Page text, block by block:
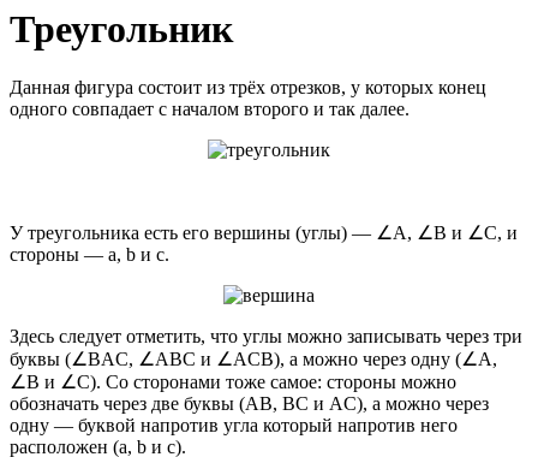
Треугольник
Данная фигура состоит из трёх отрезков, у которых конец
одного совпадает с началом второго и так далее.
У треугольника есть его вершины (углы) — ∠A, ∠B и ∠C, и
стороны — a, b и c.
Здесь следует отметить, что углы можно записывать через три
буквы (∠BAC, ∠ABC и ∠ACB), а можно через одну (∠A,
∠B и ∠C). Со сторонами тоже самое: стороны можно
обозначать через две буквы (AB, BC и AC), а можно через
одну — буквой напротив угла который напротив него
расположен (a, b и c).